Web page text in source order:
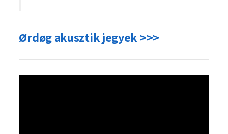
Ørdøg akusztik jegyek >>>